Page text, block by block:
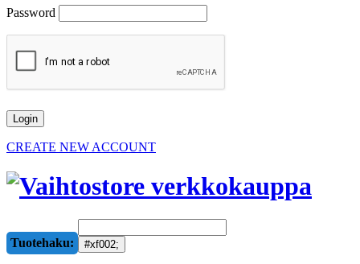
Password
CREATE NEW ACCOUNT
Tuotehaku: